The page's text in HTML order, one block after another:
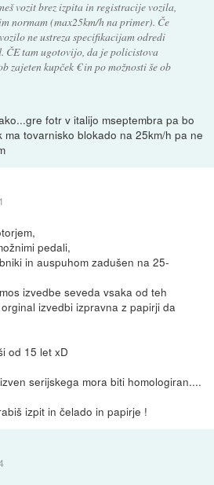
vozit brez izpita in registracije vozila,
normam (max25km/h na primer). Če
ne ustreza specifikacijam odredi
ČE tam ugotovijo, da je policistova
zajeten kupček € in po možnosti še ob
fotr v italijo mseptembra pa bo
ma tovarnisko blokado na 25km/h pa ne
pedali,
in auspuhom zadušen na 25-
izvedbe seveda vsaka od teh
izvedbi izpravna z papirji da
od 15 let xD
serijskega mora biti homologiran....
izpit in čelado in papirje !